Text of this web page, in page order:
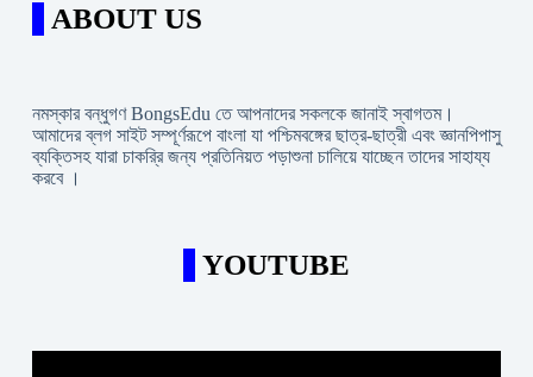
ABOUT US
নমস্কার বন্ধুগণ BongsEdu তে আপনাদের সকলকে জানাই স্বাগতম।
আমাদের ব্লগ সাইট সম্পূর্ণরূপে বাংলা যা পশ্চিমবঙ্গের ছাত্র-ছাত্রী এবং জ্ঞানপিপাসু
ব্যক্তিসহ যারা চাকরি্র জন্য প্রতিনিয়ত পড়াশুনা চালিয়ে যাচ্ছেন তাদের সাহায্য
করবে ।
YOUTUBE